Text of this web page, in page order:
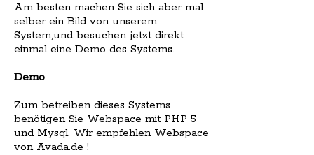
Am besten machen Sie sich aber mal
selber ein Bild von unserem
System,und besuchen jetzt direkt
einmal eine Demo des Systems.
Demo
Zum betreiben dieses Systems
benötigen Sie Webspace mit PHP 5
und Mysql. Wir empfehlen Webspace
von Avada.de !